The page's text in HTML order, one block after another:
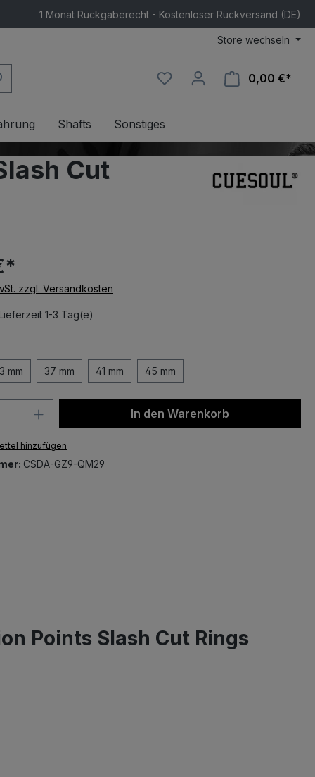
1 Monat Rückgaberecht - Kostenloser Rückversand (DE)
Store wechseln
0,00 €*
Shafts Sonstiges
Cut
zzgl. Versandkosten
1-3 Tag(e)
mm 37 mm 41 mm 45 mm
Anzahl: Gib den gewünschten Wert
In den Warenkorb
hinzufügen
CSDA-GZ9-QM29
Points Slash Cut Rings